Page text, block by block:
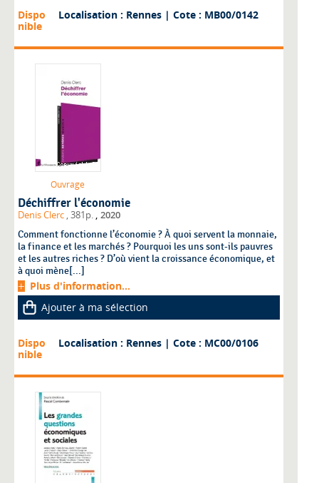
Dispo
nible
Localisation : Rennes | Cote : MB00/0142
Ouvrage
Déchiffrer l'économie
Denis Clerc , 381p. 2020
Comment fonctionne l’économie ? À quoi servent la monnaie,
la finance et les marchés ? Pourquoi les uns sont-ils pauvres
et les autres riches ? D’où vient la croissance économique, et
à quoi mène[...]
Plus d'information...
Ajouter à ma sélection
Dispo
nible
Localisation : Rennes | Cote : MC00/0106